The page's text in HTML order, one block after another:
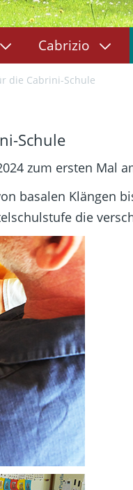
Cabrizio
die Cabrini-Schule
Schule
zum ersten Mal
basalen Klängen
die